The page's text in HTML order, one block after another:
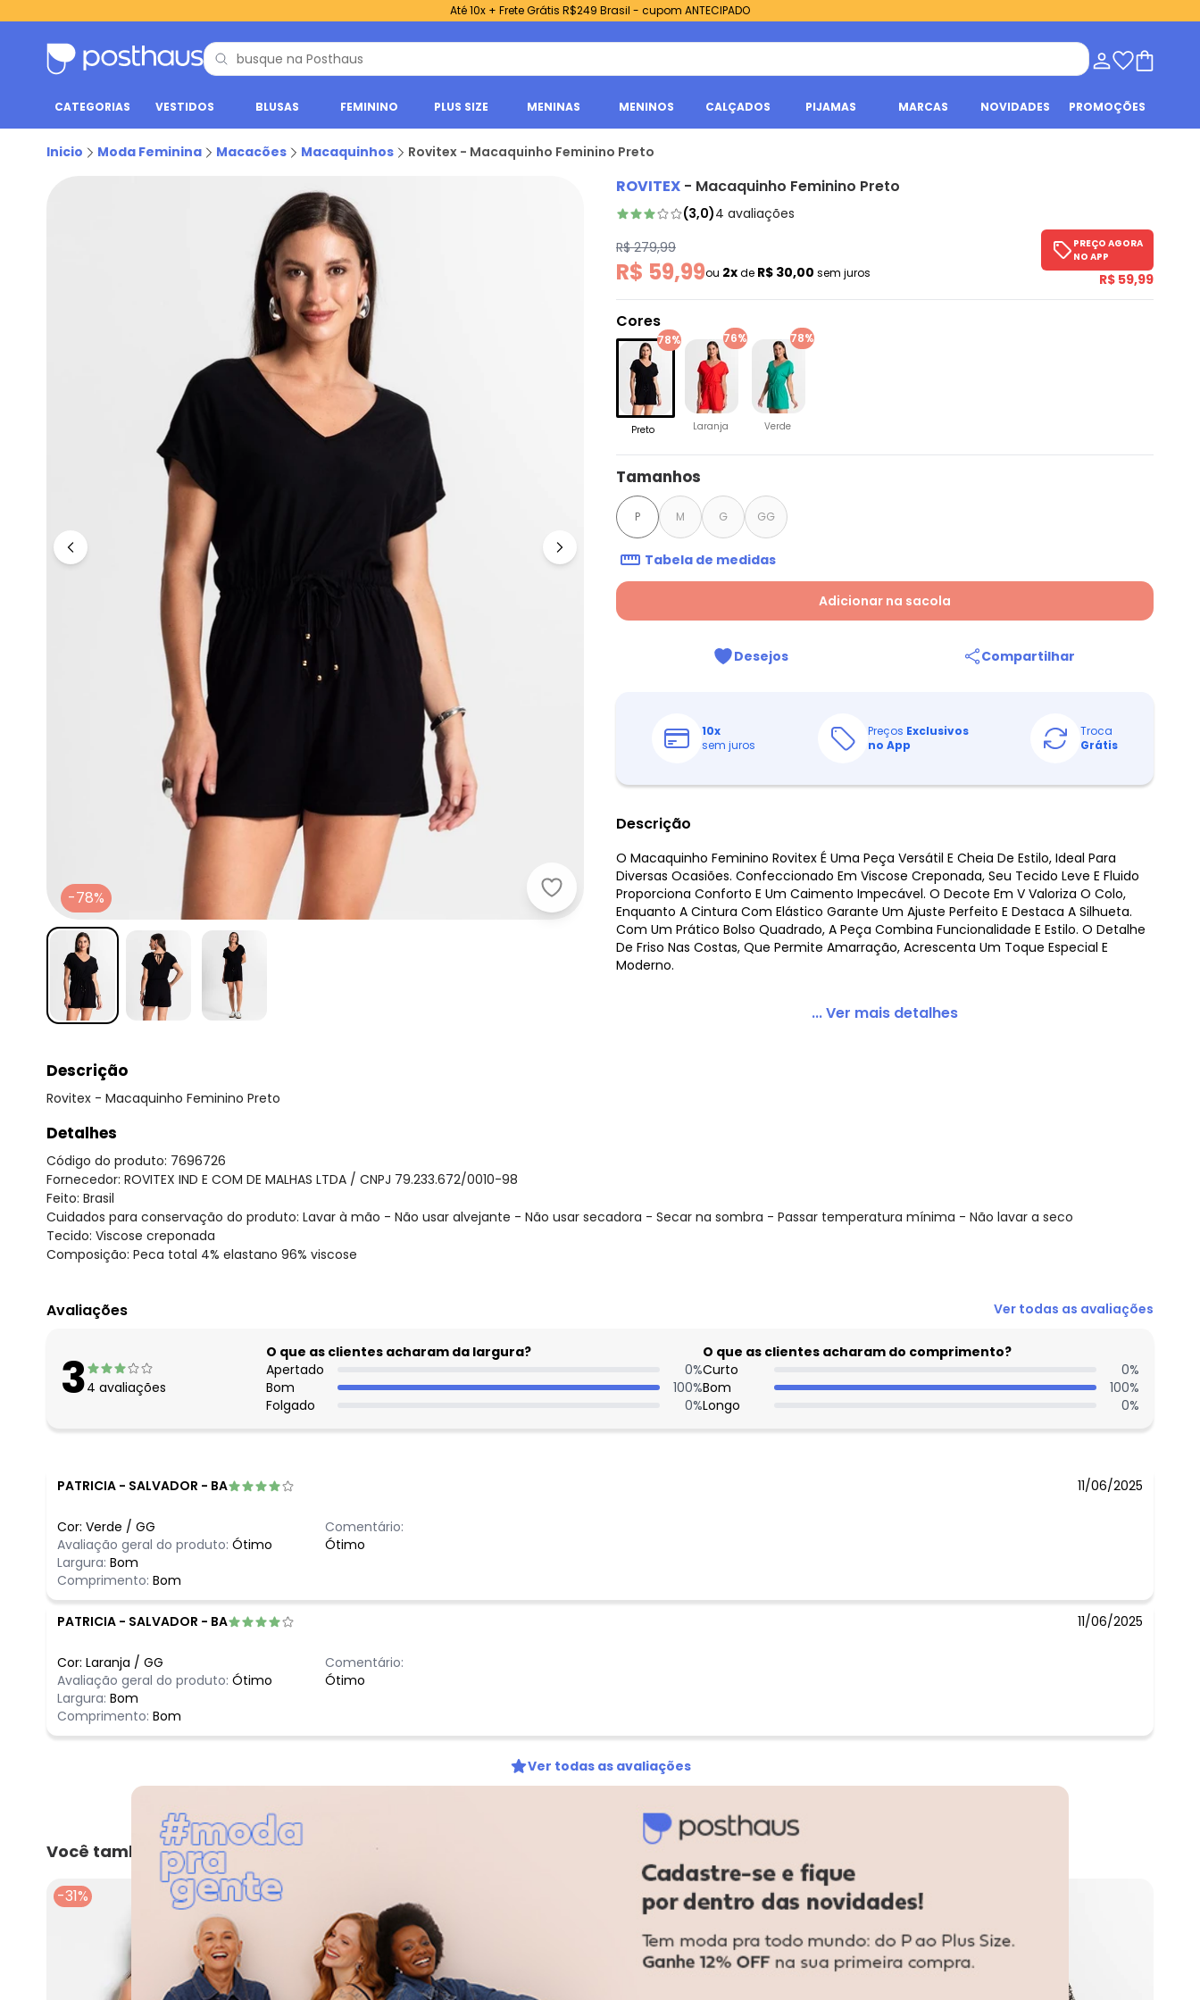
Até 10x + Frete Grátis R$249 Brasil - cupom ANTECIPADO
CATEGORIAS VESTIDOS BLUSAS FEMININO PLUS SIZE MENINAS MENINOS CALÇADOS PIJAMAS MARCAS NOVIDADES PROMOÇÕES
Inicio Moda Feminina Macacões Macaquinhos Rovitex - Macaquinho Feminino Preto
Rovitex - Macaquinho Feminino Preto
-78%
ROVITEX - Macaquinho Feminino Preto
(3,0)4 avaliações
R$ 279,99
R$ 59,99ou 2xde R$ 30,00 sem juros
PREÇO AGORA
NO APP
R$ 59,99
Cores
78%
Preto
76%
Laranja
78%
Verde
Tamanhos
P M G GG
Tabela de medidas
Adicionar na sacola
Desejos Compartilhar
10x
sem juros
Preços Exclusivos
no App
Troca
Grátis
Descrição
O Macaquinho Feminino Rovitex É Uma Peça Versátil E Cheia De Estilo, Ideal Para
Diversas Ocasiões. Confeccionado Em Viscose Creponada, Seu Tecido Leve E Fluido
Proporciona Conforto E Um Caimento Impecável. O Decote Em V Valoriza O Colo,
Enquanto A Cintura Com Elástico Garante Um Ajuste Perfeito E Destaca A Silhueta.
Com Um Prático Bolso Quadrado, A Peça Combina Funcionalidade E Estilo. O Detalhe
De Friso Nas Costas, Que Permite Amarração, Acrescenta Um Toque Especial E
Moderno.
... Ver mais detalhes
Descrição
Rovitex - Macaquinho Feminino Preto
Detalhes
Código do produto: 7696726
Fornecedor: ROVITEX IND E COM DE MALHAS LTDA / CNPJ 79.233.672/0010-98
Feito: Brasil
Cuidados para conservação do produto: Lavar à mão - Não usar alvejante - Não usar secadora - Secar na sombra - Passar temperatura mínima - Não lavar a seco
Tecido: Viscose creponada
Composição: Peca total 4% elastano 96% viscose
Avaliações Ver todas as avaliações
34 avaliações
O que as clientes acharam da largura?
Apertado
0%
Bom
100%
Folgado
0%
O que as clientes acharam do comprimento?
Curto
0%
Bom
100%
Longo
0%
PATRICIA - SALVADOR - BA 11/06/2025
Cor: Verde / GG
Avaliação geral do produto: Ótimo
Largura: Bom
Comprimento: Bom
Comentário:
Ótimo
PATRICIA - SALVADOR - BA 11/06/2025
Cor: Laranja / GG
Avaliação geral do produto: Ótimo
Largura: Bom
Comprimento: Bom
Comentário:
Ótimo
Ver todas as avaliações
Você também pode gostar
-31% -78% -52%